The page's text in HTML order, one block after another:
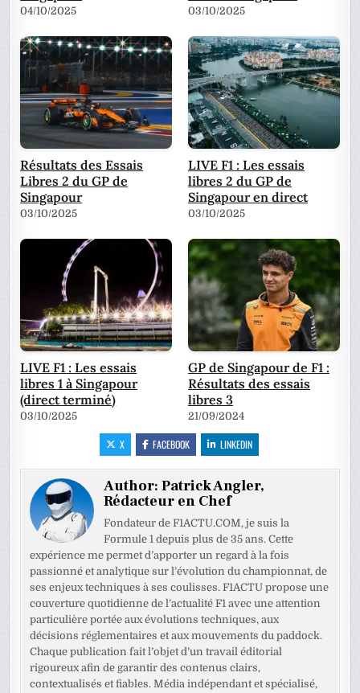
04/10/2025 03/10/2025
Résultats des Essais
Libres 2 du GP de
Singapour
03/10/2025
LIVE F1 : Les essais
libres 2 du GP de
Singapour en direct
03/10/2025
LIVE F1 : Les essais
libres 1 à Singapour
(direct terminé)
03/10/2025
GP de Singapour de F1 :
Résultats des essais
libres 3
21/09/2024
X FACEBOOK LINKEDIN
Author:Patrick Angler,
Rédacteur en Chef
Fondateur de F1ACTU.COM, je suis la
Formule 1 depuis plus de 35 ans. Cette
expérience me permet d’apporter un regard à la fois
passionné et analytique sur l’évolution du championnat, de
ses enjeux techniques à ses coulisses. F1ACTU propose une
couverture quotidienne de l’actualité F1 avec une attention
particulière portée aux évolutions techniques, aux
décisions réglementaires et aux mouvements du paddock.
Chaque publication fait l’objet d’un travail éditorial
rigoureux afin de garantir des contenus clairs,
contextualisés et fiables. Média indépendant et spécialisé,